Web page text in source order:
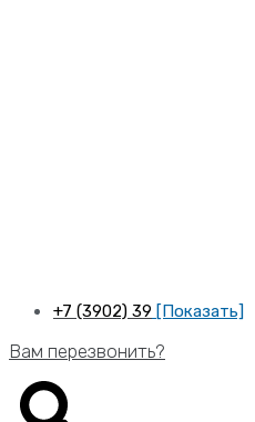
+7 (3902) 39 [Показать]
Вам перезвонить?